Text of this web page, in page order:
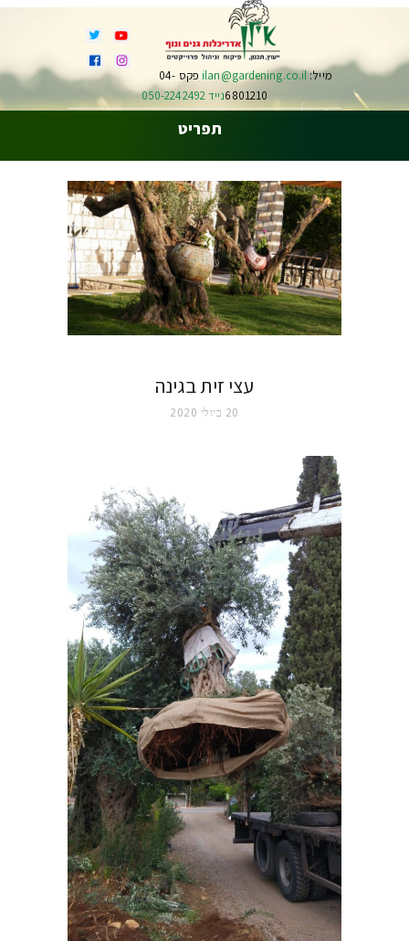
מייל:ilan@gardening.co.il
פקס 04-
6801210נייד 050-2242492
תפריט
עצי זית בגינה
20 ביולי 2020